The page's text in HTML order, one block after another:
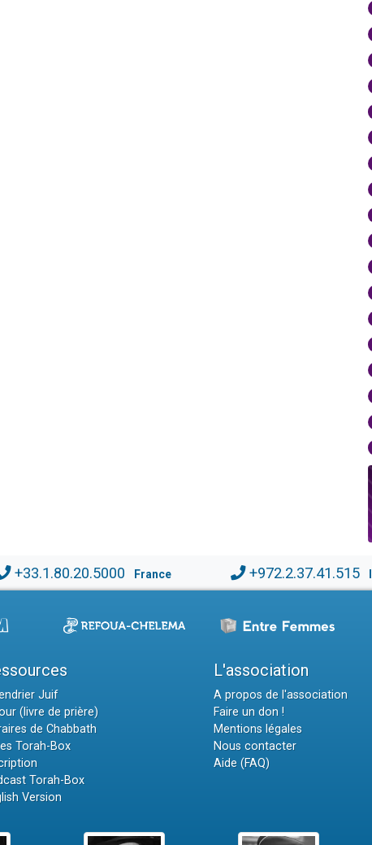
+33.1.80.20.5000 France +972.2.37.41.515
Juif
(livre de prière)
de Chabbath
Torah-Box
Torah-Box
Version
L'association
A propos de l'association
Faire un don !
Mentions légales
Nous contacter
Aide (FAQ)